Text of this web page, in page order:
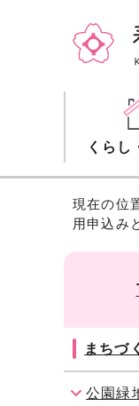
くらし
現在の位
用申込み
まちづ
公園緑